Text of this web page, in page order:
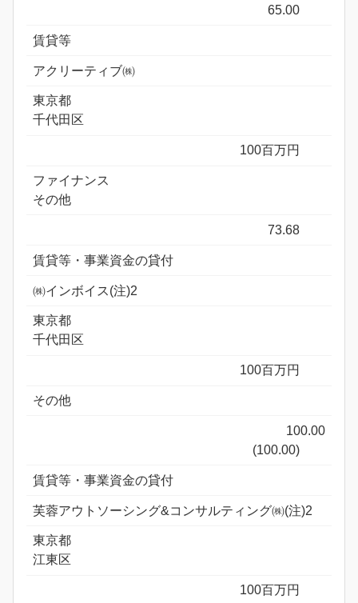
65.00
賃貸等
アクリーティブ㈱
東京都
千代田区
100百万円
ファイナンス
その他
73.68
賃貸等・事業資金の貸付
㈱インボイス(注)2
東京都
千代田区
100百万円
その他
100.00
(100.00)
賃貸等・事業資金の貸付
芙蓉アウトソーシング&コンサルティング㈱(注)2
東京都
江東区
100百万円